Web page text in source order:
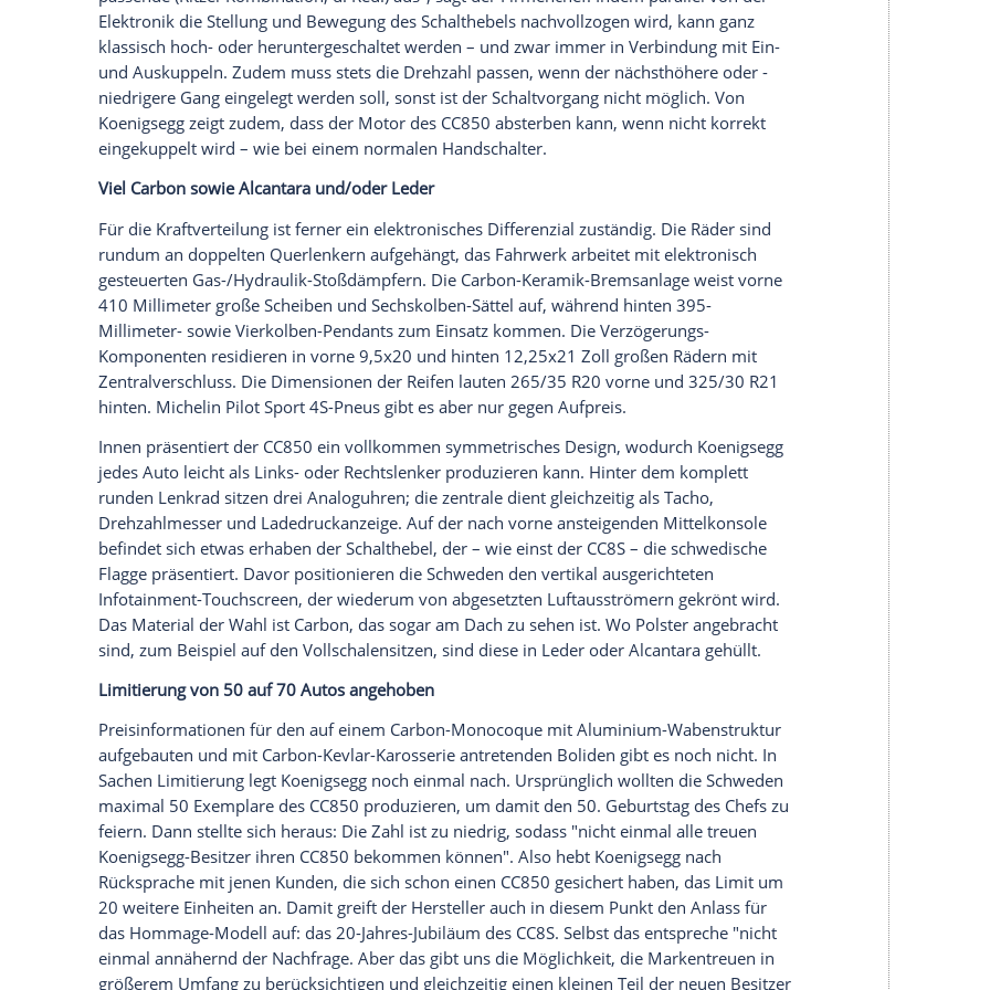
möglich). Das maximale Drehmoment liegt bei 1.385Newtonmetern. Zum Vergleich: Der
Jesko bietet im Höchstfall 1.622 PS und höchstens 1.500Newtonmeterauf.
Handschaltung und Automatik in einem
Die wahre technischeBesonderheit des Koenigsegg CC850 ist sein
. Dabei handelt
es sichgrundsätzlichum jene "Light Speed Transmission" (LST), die im Jesko als Neungang-
Automatik ihren Dienst verrichtet. Das Getriebe funktioniertein bisschen wie die Ritzel
beim Fahrrad: Der Jesko kombiniert quasi ein Zweier- mit einem Dreier-Ritzelpaket und
kann daraus dank seiner sechskleinen, per hydraulischem Druck betätigten Kupplungen
jederzeit jede Kombination wählen, ohne irgendeine Art von Synchronisierung
berücksichtigen zu müssen.Macht mathematisch: 3² = 9 Gänge. Und ergibt eine variable
Übersetzung, die je nach Fahrmodus oder -situation angepasst wird.
Beim CC850 ergänzt Koenigsegg dasGetriebeum eine Funktion namens "Engage Shift
System" (ESS). Sie macht die Automatik zu einer manuellen Sechsgang-Schaltung, bei der
derSchalthebeldurch eine offene Kulisse flitzt und die Fahrerin oder der Fahrer ein
Kupplungspedal bedient. Wie dasfunktioniert, erklärt Christian von Koenigsegg in einem
Video auf der US-Plattform Jalopnik. "DerSchalthebelkommuniziert mit allen Kupplungen
und wählt je nachdem, in welcher Position sich derSchalthebelbefindet, die am besten
passende (Ritzel-Kombination; d. Red.) aus", sagt der Firmenchef. Indem parallel von der
Elektronik die Stellung und Bewegung desSchalthebelsnachvollzogen wird, kann ganz
klassisch hoch- oder heruntergeschaltet werden – und zwar immer in Verbindung mit Ein-
und Auskuppeln. Zudem muss stets die Drehzahl passen, wenn der nächsthöhere oder -
niedrigere Gang eingelegt werden soll, sonst ist der Schaltvorgang nichtmöglich . Von
Koenigsegg zeigt zudem, dass der Motor des CC850 absterben kann, wenn nicht korrekt
eingekuppelt wird – wie bei einem normalen Handschalter.
Viel Carbon sowie Alcantara und/oder Leder
Für die Kraftverteilung ist ferner ein elektronischesDifferenzialzuständig. Die Räder sind
rundum an doppelten Querlenkern aufgehängt, das Fahrwerk arbeitet mit elektronisch
gesteuerten Gas-/Hydraulik-Stoßdämpfern. Die Carbon-Keramik-Bremsanlage weist vorne
410 Millimeter großeScheiben und Sechskolben-Sättel auf, während hinten 395-